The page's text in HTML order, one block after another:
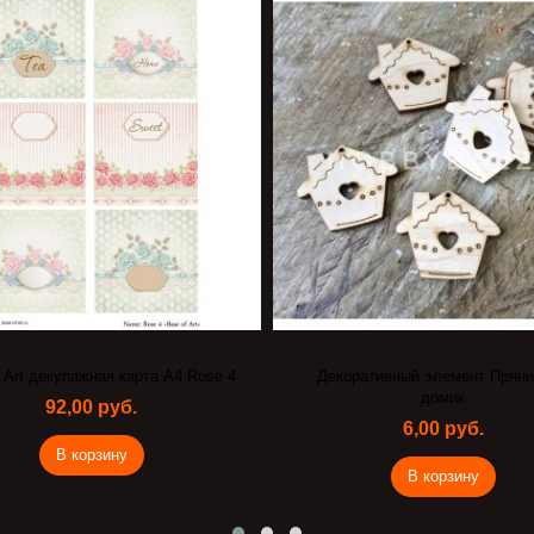
Art декупажная карта А4 Rose 4
92,00 руб.
В корзину
Декоративный элемент
домик
6,00 руб.
В корзину